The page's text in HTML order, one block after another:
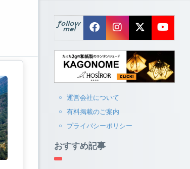
follow
me!
運営会社について
有料掲載のご案内
プライバシーポリシー
おすすめ記事